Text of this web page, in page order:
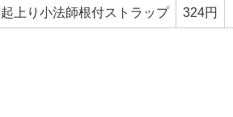
起上り小法師根付ストラップ 324円